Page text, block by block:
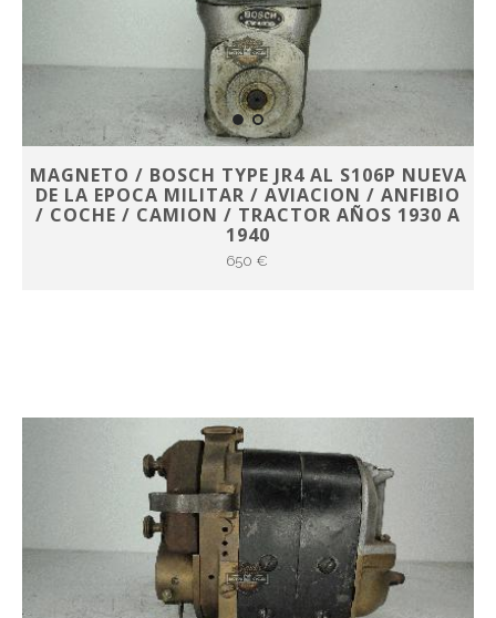
MAGNETO / BOSCH TYPE JR4 AL S106P NUEVA
DE LA EPOCA MILITAR / AVIACION / ANFIBIO
/ COCHE / CAMION / TRACTOR AÑOS 1930 A
1940
650 €